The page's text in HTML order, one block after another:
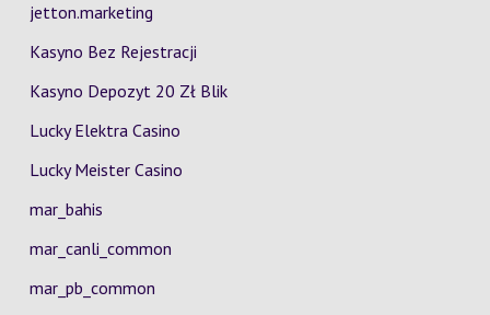
jetton.marketing
Kasyno Bez Rejestracji
Kasyno Depozyt 20 Zł Blik
Lucky Elektra Casino
Lucky Meister Casino
mar_bahis
mar_canli_common
mar_pb_common